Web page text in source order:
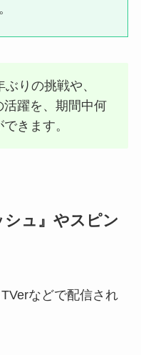
りの挑戦や、
躍を、期間中何
きます。
ュ』やスピン
などで配信され